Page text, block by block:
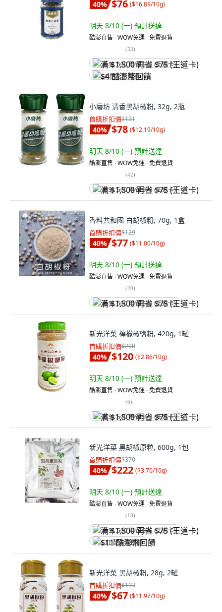
40% $76 ($16.89/10g)
明天 8/10 (一) 預計送達
酷澎直售 ∙ WOW免運 ∙ 免費退貨
(53)
满 $1,500 再省 $75 (王道卡)
$4 酷澎幣回饋
小磨坊 清香黑胡椒粉, 32g, 2瓶
首購折扣價$131
40% $78 ($12.19/10g)
明天 8/10 (一) 預計送達
酷澎直售 ∙ WOW免運 ∙ 免費退貨
(42)
满 $1,500 再省 $75 (王道卡)
香料共和國 白胡椒粉, 70g, 1盒
首購折扣價$129
40% $77 ($11.00/10g)
明天 8/10 (一) 預計送達
酷澎直售 ∙ WOW免運 ∙ 免費退貨
(20)
满 $1,500 再省 $75 (王道卡)
新光洋菜 檸檬椒鹽粉, 420g, 1罐
首購折扣價$200
40% $120 ($2.86/10g)
明天 8/10 (一) 預計送達
酷澎直售 ∙ WOW免運 ∙ 免費退貨
(6)
满 $1,500 再省 $75 (王道卡)
新光洋菜 黑胡椒原粒, 600g, 1包
首購折扣價$370
40% $222 ($3.70/10g)
明天 8/10 (一) 預計送達
酷澎直售 ∙ WOW免運 ∙ 免費退貨
(18)
满 $1,500 再省 $75 (王道卡)
$11 酷澎幣回饋
新光洋菜 黑胡椒粉, 28g, 2罐
首購折扣價$113
40% $67 ($11.97/10g)